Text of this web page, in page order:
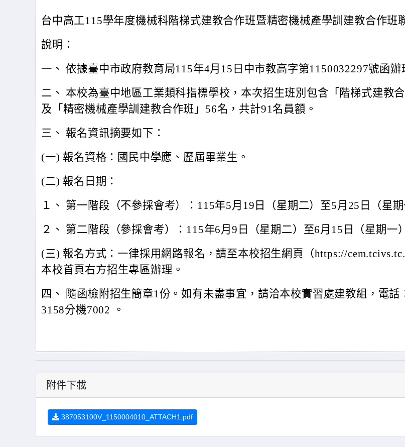
台中高工115學年度機械科階梯式建教合作班暨精密機械產學訓建教合作班
說明：
一、 依據臺中市政府教育局115年4月15日中市教高字第1150032297號函辦
二、 本校為臺中地區工業類科指標學校，本次招生班別包含「階梯式建教
及「精密機械產學訓建教合作班」56名，共計91名員額。
三、 報名資訊摘要如下：
(一) 報名資格：國民中學應、歷屆畢業生。
(二) 報名日期：
１、 第一階段（不參採會考）：115年5月19日（星期二）至5月25日（星期
２、 第二階段（參採會考）：115年6月9日（星期二）至6月15日（星期一
(三) 報名方式：一律採用網路報名，請至本校招生網頁（https://
本校首頁右方招生專區辦理。
四、 隨函檢附招生簡章1份。如有未盡事宜，請洽本校實習處建教組，電話
3158分機7002 。
附件下載
387053100V_1150004010_ATTACH1.pdf